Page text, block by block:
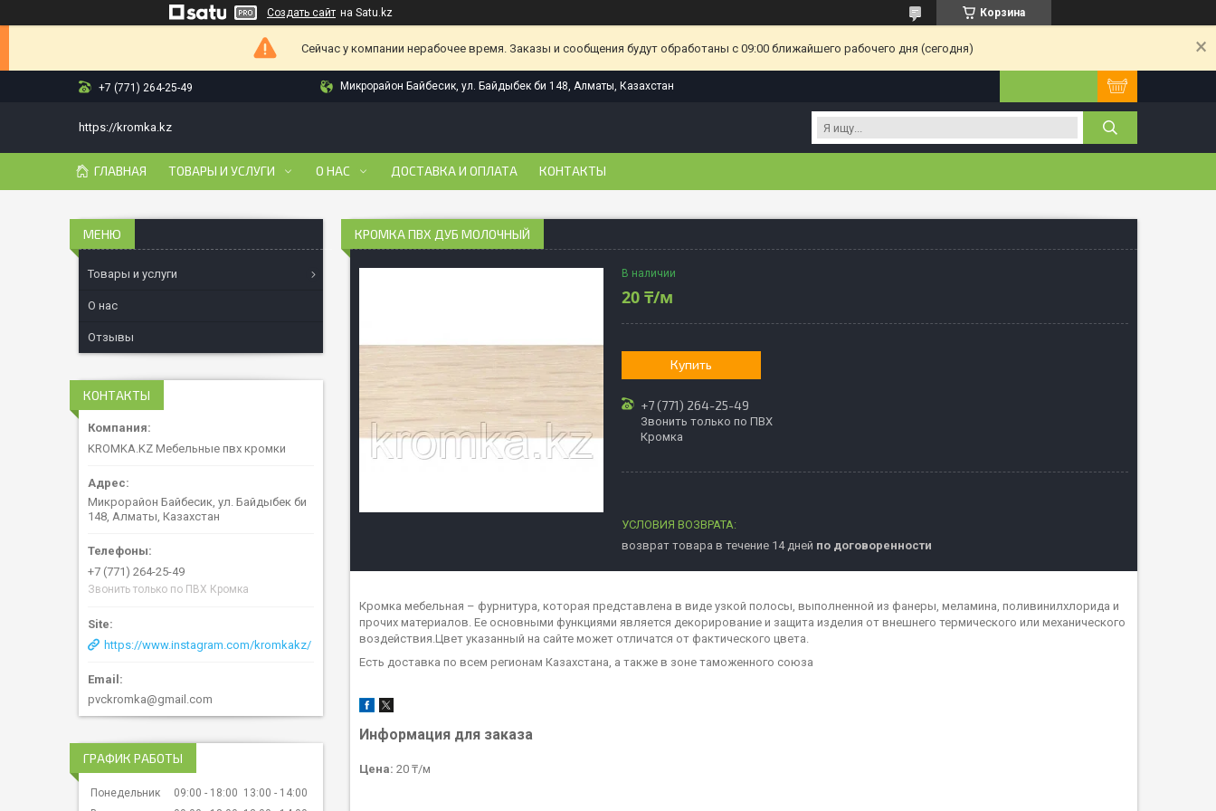
Создать сайт на Satu.kz Корзина
Сейчас у компании нерабочее время. Заказы и сообщения будут обработаны с 09:00 ближайшего рабочего дня (сегодня)
+7 (771) 264-25-49 Микрорайон Байбесик, ул. Байдыбек би 148, Алматы, Казахстан
https://kromka.kz
ГЛАВНАЯ ТОВАРЫ И УСЛУГИ О НАС ДОСТАВКА И ОПЛАТА КОНТАКТЫ
КРОМКА ПВХ ДУБ МОЛОЧНЫЙ
В наличии
20 ₸/м
Купить
+7 (771) 264-25-49
Звонить только по ПВХ
Кромка
возврат товара в течение 14 дней по договоренности
Кромка мебельная – фурнитура, которая представлена в виде узкой полосы, выполненной из фанеры, меламина, поливинилхлорида и
прочих материалов. Ее основными функциями является декорирование и защита изделия от внешнего термического или механического
воздействия.Цвет указанный на сайте может отличатся от фактического цвета.
Есть доставка по всем регионам Казахстана, а также в зоне таможенного союза
Информация для заказа
Цена: 20 ₸/м
Товары и услуги
О нас
Отзывы
КОНТАКТЫ
KROMKA.KZ Мебельные пвх кромки
Микрорайон Байбесик, ул. Байдыбек би
148, Алматы, Казахстан
+7 (771) 264-25-49
Звонить только по ПВХ Кромка
https://www.instagram.com/kromkakz/
pvckromka@gmail.com
ГРАФИК РАБОТЫ
Понедельник 09:00 18:00 13:00
14:00